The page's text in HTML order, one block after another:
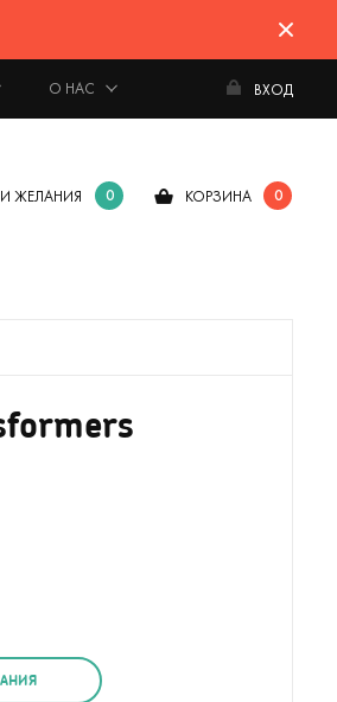
О НАС ВХОД
ЖЕЛАНИЯ 0 КОРЗИНА 0